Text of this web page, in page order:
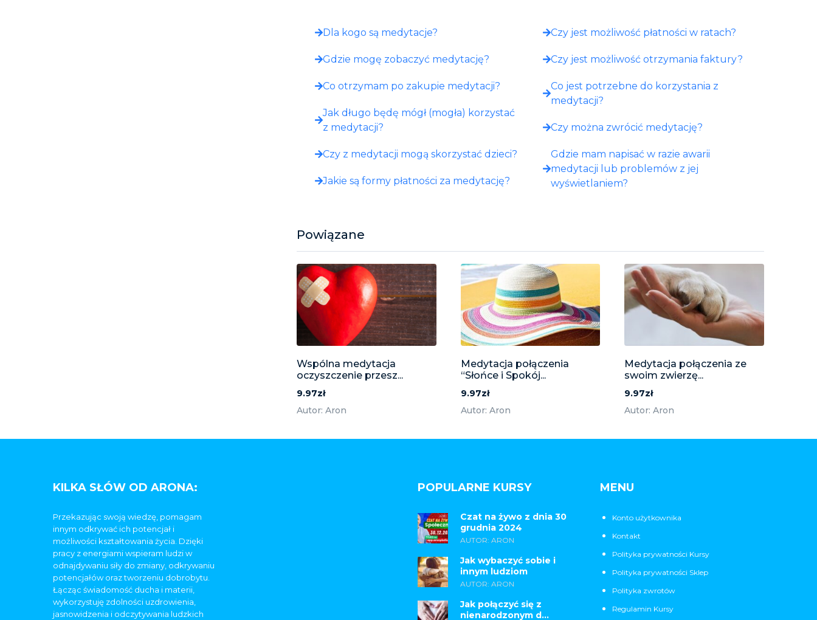
Dla kogo są medytacje?
Gdzie mogę zobaczyć medytację?​
Co otrzymam po zakupie medytacji?​
Jak długo będę mógł (mogła) korzystać
z medytacji?
Czy z medytacji mogą skorzystać dzieci?
Jakie są formy płatności za medytację?
Czy jest możliwość płatności w ratach?
Czy jest możliwość otrzymania faktury?
Co jest potrzebne do korzystania z
medytacji?
Czy można zwrócić medytację?
Gdzie mam napisać w razie awarii
medytacji lub problemów z jej
wyświetlaniem?
Powiązane
Wspólna medytacja
oczyszczenie przesz...
9.97zł
Autor: Aron
Medytacja połączenia
“Słońce i Spokój...
9.97zł
Autor: Aron
Medytacja połączenia ze
swoim zwierzę...
9.97zł
Autor: Aron
KILKA SŁÓW OD ARONA:
Przekazując swoją wiedzę, pomagam
innym odkrywać ich potencjał i
możliwości kształtowania życia. Dzięki
pracy z energiami wspieram ludzi w
odnajdywaniu siły do zmiany, odkrywaniu
potencjałów oraz tworzeniu dobrobytu.
Łącząc świadomość ducha i materii,
wykorzystuję zdolności uzdrowienia,
jasnowidzenia i odczytywania ludzkich
POPULARNE KURSY
Czat na żywo z dnia 30
grudnia 2024
AUTOR: ARON
Jak wybaczyć sobie i
innym ludziom
AUTOR: ARON
Jak połączyć się z
nienarodzonym d...
MENU
Konto użytkownika
Kontakt
Polityka prywatności Kursy
Polityka prywatności Sklep
Polityka zwrotów
Regulamin Kursy